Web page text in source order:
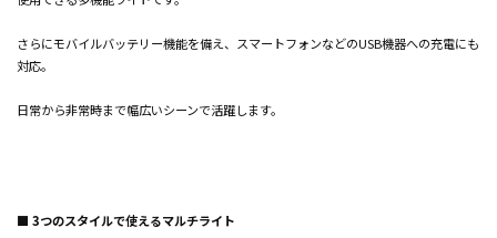
さらにモバイルバッテリー機能を備え、スマートフォンなどのUSB機器への充電にも
対応。
日常から非常時まで幅広いシーンで活躍します。
■ 3つのスタイルで使えるマルチライト